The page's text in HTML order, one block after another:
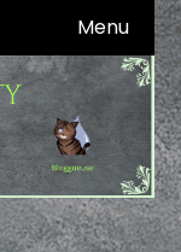
Menu